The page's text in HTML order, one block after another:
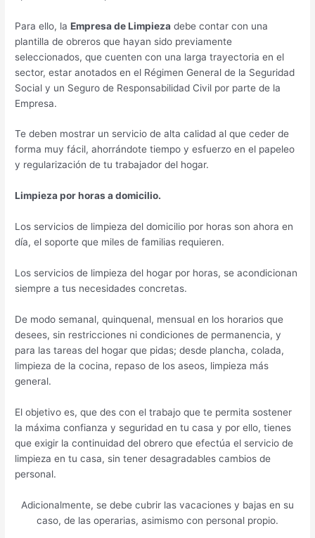
Para ello, laEmpresa de Limpieza debe contar con una
plantilla de obreros que hayan sido previamente
seleccionados, que cuenten con una larga trayectoria en el
sector, estar anotados en el Régimen General de la Seguridad
Social y un Seguro de Responsabilidad Civil por parte de la
Empresa.
Te deben mostrar un servicio de alta calidad al que ceder de
forma muy fácil, ahorrándote tiempo y esfuerzo en el papeleo
y regularización de tu trabajador del hogar.
Limpieza por horas a domicilio.
Los servicios de limpieza del domicilio por horas son ahora en
día, el soporte que miles de familias requieren.
Los servicios de limpieza del hogar por horas, se acondicionan
siempre a tus necesidades concretas.
De modo semanal, quinquenal, mensual en los horarios que
desees, sin restricciones ni condiciones de permanencia, y
para las tareas del hogar que pidas; desde plancha, colada,
limpieza de la cocina, repaso de los aseos, limpieza más
general.
El objetivo es, que des con el trabajo que te permita sostener
la máxima confianza y seguridad en tu casa y por ello, tienes
que exigir la continuidad del obrero que efectúa el servicio de
limpieza en tu casa, sin tener desagradables cambios de
personal.
Adicionalmente, se debe cubrir las vacaciones y bajas en su
caso, de las operarias, asimismo con personal propio.